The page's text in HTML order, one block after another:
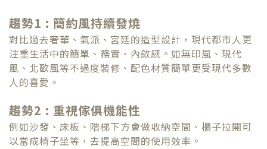
趨勢1 : 簡約風持續發燒
對比過去奢華、氣派、宮廷的造型設計，現代都市人更
注重生活中的簡單、務實、內斂感。如無印風、現代
風、北歐風等不過度裝修、配色材質簡單更受現代多數
人的喜愛。
趨勢2 : 重視傢俱機能性
例如沙發、床板、階梯下方會做收納空間、櫃子拉開可
以當成椅子坐等，去提高空間的使用效率。